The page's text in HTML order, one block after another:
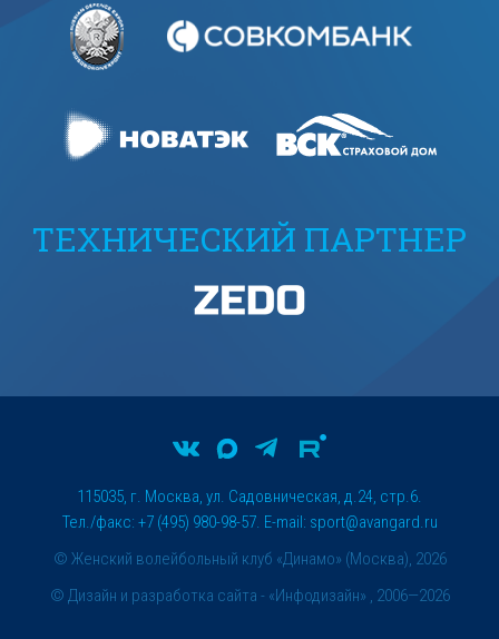
ТЕХНИЧЕСКИЙ ПАРТНЕР
© Женский волейбольный клуб «Динамо» (Москва), 2026
115035, г. Москва, ул. Садовническая, д.24, стр.6.
Тел./факс: +7 (495) 980-98-57. E-mail: sport@avangard.ru
© Дизайн и разработка сайта - «Инфодизайн» , 2006—2026